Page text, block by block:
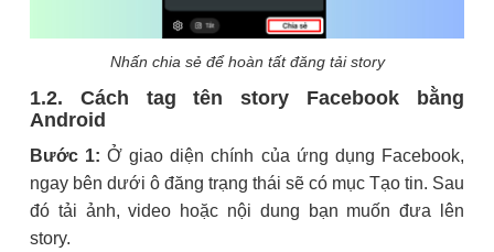
Nhấn chia sẻ để hoàn tất đăng tải story
1.2. Cách tag tên story Facebook bằng
Android
Bước 1: Ở giao diện chính của ứng dụng Facebook,
ngay bên dưới ô đăng trạng thái sẽ có mục Tạo tin. Sau
đó tải ảnh, video hoặc nội dung bạn muốn đưa lên
story.